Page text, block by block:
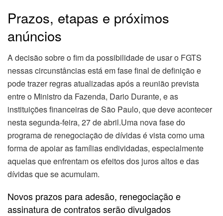
Prazos, etapas e próximos
anúncios
A decisão sobre o fim da possibilidade de usar o FGTS
nessas circunstâncias está em fase final de definição e
pode trazer regras atualizadas após a reunião prevista
entre o Ministro da Fazenda, Dario Durante, e as
instituições financeiras de São Paulo, que deve acontecer
nesta segunda-feira, 27 de abril.Uma nova fase do
programa de renegociação de dívidas é vista como uma
forma de apoiar as famílias endividadas, especialmente
aquelas que enfrentam os efeitos dos juros altos e das
dívidas que se acumulam.
Novos prazos para adesão, renegociação e
assinatura de contratos serão divulgados